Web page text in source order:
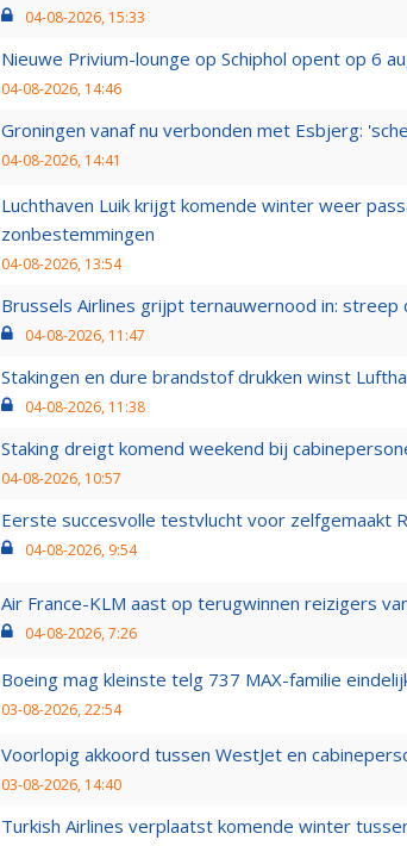
04-08-2026, 15:33
Nieuwe Privium-lounge op Schiphol opent op 6
04-08-2026, 14:46
Groningen vanaf nu verbonden met Esbjerg:
04-08-2026, 14:41
Luchthaven Luik krijgt komende winter weer
zonbestemmingen
04-08-2026, 13:54
Brussels Airlines grijpt ternauwernood in:
04-08-2026, 11:47
Stakingen en dure brandstof drukken winst
04-08-2026, 11:38
Staking dreigt komend weekend bij
04-08-2026, 10:57
Eerste succesvolle testvlucht voor zelfgemaakt
04-08-2026, 9:54
Air France-KLM aast op terugwinnen reizigers
04-08-2026, 7:26
Boeing mag kleinste telg 737 MAX-familie
03-08-2026, 22:54
Voorlopig akkoord tussen WestJet en
03-08-2026, 14:40
Turkish Airlines verplaatst komende winter